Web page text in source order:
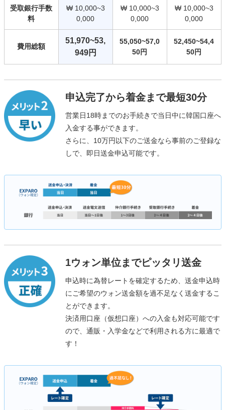
受取銀行手数
料
₩ 10,000~3
0,000
₩ 10,000~3
0,000
₩ 10,000~3
0,000
費用総額
51,970~53,
949円
55,050~57,0
50円
52,450~54,4
50円
申込完了から着金まで最短30分
営業日18時までのお手続きで当日中に韓国口座へ
入金する事ができます。
さらに、10万円以下のご送金なら事前のご登録な
しで、即日送金申込可能です。
1ウォン単位までピッタリ送金
申込時に為替レートを確定するため、送金申込時
にご希望のウォン送金額を過不足なく送金するこ
とができます。
決済用口座（仮想口座）への入金も対応可能です
ので、通販・入学金などで利用される方に最適で
す！